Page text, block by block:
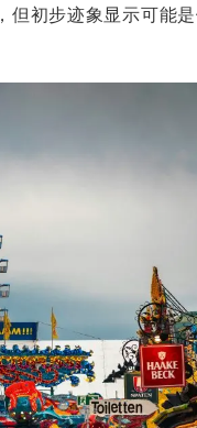
，但初步迹象显示可能